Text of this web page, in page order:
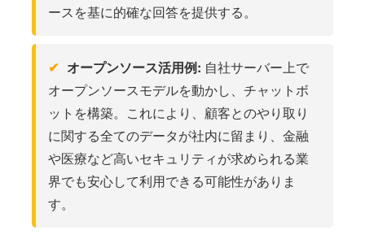
ースを基に的確な回答を提供する。
オープンソース活用例: 自社サーバー上で
オープンソースモデルを動かし、チャットボ
ットを構築。これにより、顧客とのやり取り
に関する全てのデータが社内に留まり、金融
や医療など高いセキュリティが求められる業
界でも安心して利用できる可能性がありま
す。